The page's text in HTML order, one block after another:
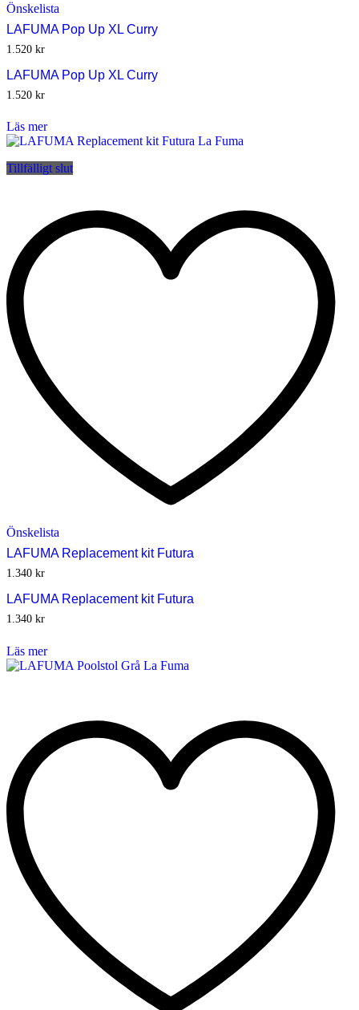
Önskelista
LAFUMA Pop Up XL Curry
1.520 kr
LAFUMA Pop Up XL Curry
1.520 kr
Läs mer
Tillfälligt slut
Önskelista
LAFUMA Replacement kit Futura
1.340 kr
LAFUMA Replacement kit Futura
1.340 kr
Läs mer